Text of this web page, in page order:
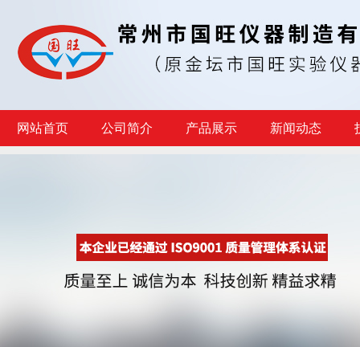
网站首页 公司简介 产品展示 新闻动态